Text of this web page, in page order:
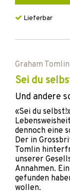
Lieferbar
Graham Tomlin
Sei du
Und andere
«Sei du
dennoch eine
Der in
Tomlin
unserer
Annahmen.
gefunden
wollen.